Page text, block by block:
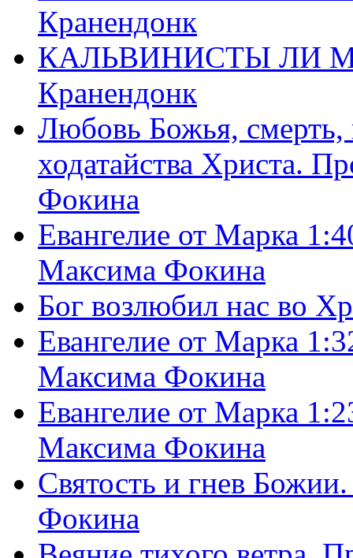
Кранендонк
КАЛЬВИНИСТЫ ЛИ
Кранендонк
Любовь Божья, смерть,
ходатайства Христа.
Фокина
Евангелие от Марка
Максима Фокина
Бог возлюбил нас во
Евангелие от Марка
Максима Фокина
Евангелие от Марка
Максима Фокина
Святость и гнев
Фокина